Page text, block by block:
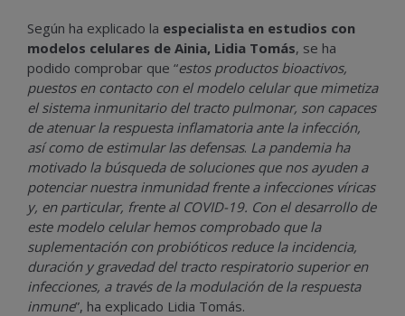
Según ha explicado la especialista en estudios con
modelos celulares de Ainia, Lidia Tomás, se ha
podido comprobar que “estos productos bioactivos,
puestos en contacto con el modelo celular que mimetiza
el sistema inmunitario del tracto pulmonar, son capaces
de atenuar la respuesta inflamatoria ante la infección,
así como de estimular las defensas. La pandemia ha
motivado la búsqueda de soluciones que nos ayuden a
potenciar nuestra inmunidad frente a infecciones víricas
y, en particular, frente al COVID-19. Con el desarrollo de
este modelo celular hemos comprobado que la
suplementación con probióticos reduce la incidencia,
duración y gravedad del tracto respiratorio superior en
infecciones, a través de la modulación de la respuesta
inmune”, ha explicado Lidia Tomás.